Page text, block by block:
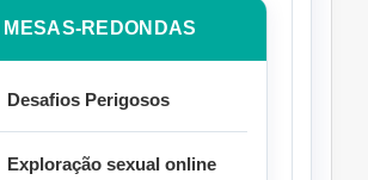
MESAS-REDONDAS
Desafios Perigosos
Exploração sexual online